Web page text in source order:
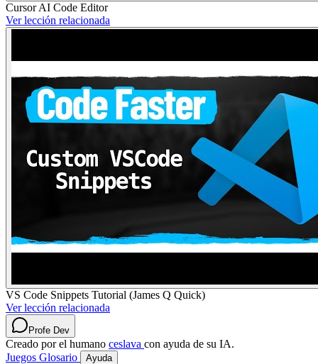
Cursor AI Code Editor
Ver lección relacionada
VS Code Snippets Tutorial (James Q Quick)
Ver lección relacionada
Profe Dev
Creado por el humano ceslava con ayuda de su IA.
Juegos Glosario Ayuda